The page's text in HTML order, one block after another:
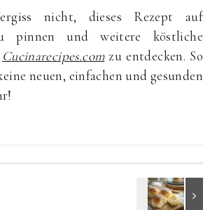
nicht, dieses Rezept auf
pinnen und weitere köstliche
Cucinarecipes.comzu entdecken. So
neuen, einfachen und gesunden